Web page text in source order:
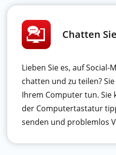
Chatten
Lieben Sie es, auf Social-
chatten und zu teilen?
Ihrem Computer tun. Sie
der Computertastatur
senden und problemlos